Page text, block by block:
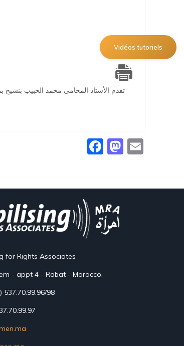
Vidéos tutoriels
تقدم الأستاذ المحامي محمد الحبيب بنشيخ
Facebook
for Rights Associates
- appt 4 - Rabat - Morocco.
537.70.99.96/98